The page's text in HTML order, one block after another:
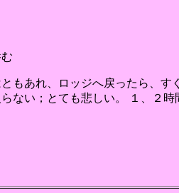
もあれ、ロッジへ戻ったら、す
ない；とても悲しい。 １、２